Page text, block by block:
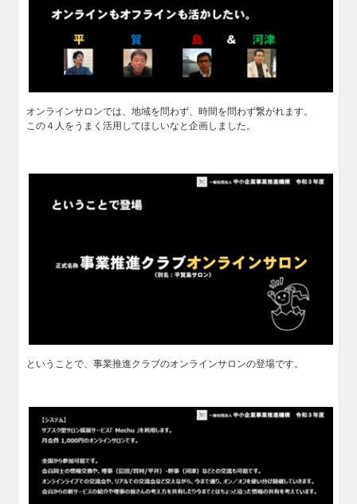
オンラインサロンでは、地域を問わず、時間を問わず繋がれます。
この４人をうまく活用してほしいなと企画しました。
ということで、事業推進クラブのオンラインサロンの登場です。